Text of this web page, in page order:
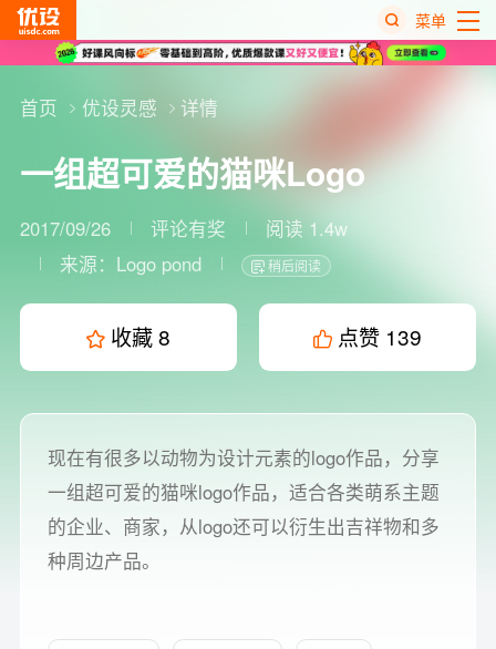
菜单
首页 优设灵感 详情
一组超可爱的猫咪Logo
2017/09/26 评论有奖
阅读 1.4w
来源： Logo pond 稍后阅读
收藏8 点赞 139
现在有很多以动物为设计元素的logo作品，分享
一组超可爱的猫咪logo作品，适合各类萌系主题
的企业、商家，从logo还可以衍生出吉祥物和多
种周边产品。